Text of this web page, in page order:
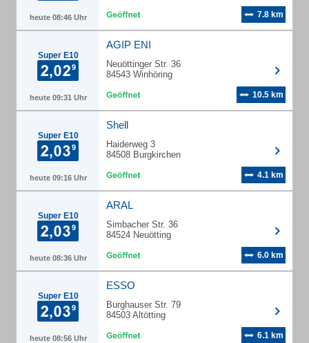
heute 08:46 Uhr 7.8 km
Super E10
heute 09:31 Uhr
AGIP ENI
Neuöttinger Str. 36
84543 Winhöring
10.5 km
Super E10
heute 09:16 Uhr
Shell
Haiderweg 3
84508 Burgkirchen
4.1 km
Super E10
heute 08:36 Uhr
ARAL
Simbacher Str. 36
84524 Neuötting
6.0 km
Super E10
heute 08:56 Uhr
ESSO
Burghauser Str. 79
84503 Altötting
6.1 km